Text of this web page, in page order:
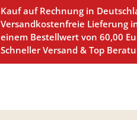
Kauf auf Rechnung in
Versandkostenfreie Lieferung
einem Bestellwert von 60,00
Schneller Versand & Top